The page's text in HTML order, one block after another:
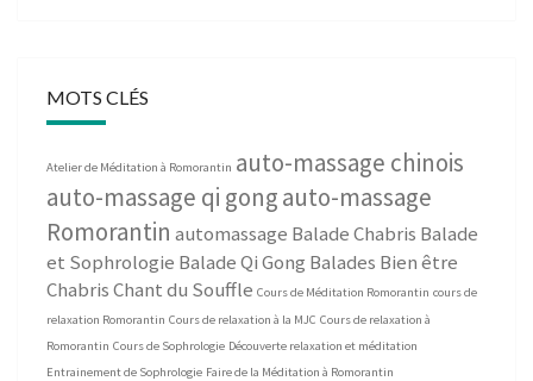
MOTS CLÉS
Atelier de Méditation à Romorantin auto-massage chinois
auto-massage qi gongauto-massage
Romorantin automassage Balade Chabris Balade
et Sophrologie Balade Qi Gong Balades Bien être
ChabrisChant du Souffle Cours de Méditation Romorantin cours de
relaxation Romorantin Cours de relaxation à la MJC Cours de relaxation à
Romorantin Cours de Sophrologie Découverte relaxation et méditation
Entrainement de Sophrologie Faire de la Méditation à Romorantin